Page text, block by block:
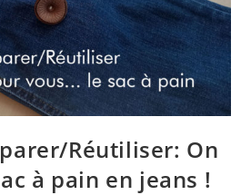
Réutiliser: On
à pain en jeans !